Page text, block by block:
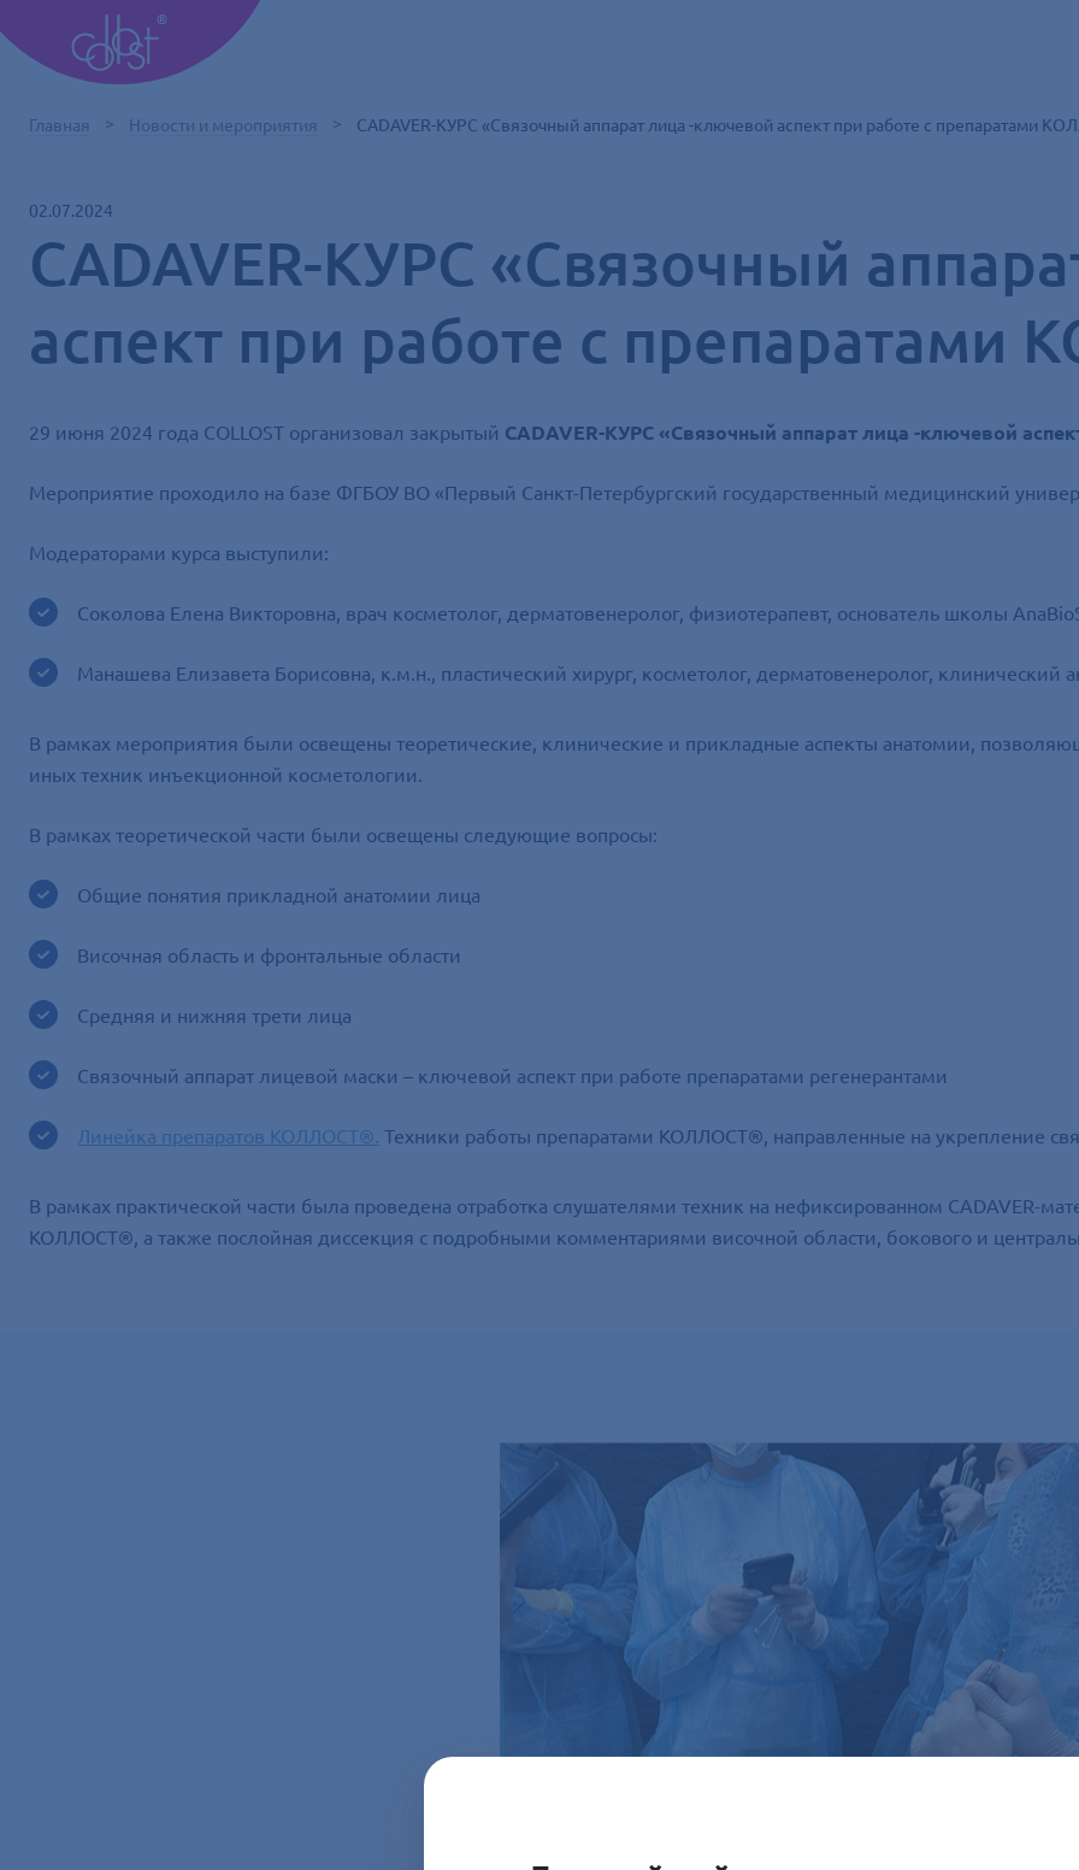
Главная Новости и мероприятия CADAVER-КУРС «Связочный аппарат лица -ключевой аспект при работе с препаратами
02.07.2024
CADAVER-КУРС «Связочный
аспект при работе с
29 июня 2024 года COLLOST организовал закрытый CADAVER-КУРС «Связочный аппарат лица -ключевой
Мероприятие проходило на базе ФГБОУ ВО «Первый Санкт-Петербургский государственный медицинский
Модераторами курса выступили:
Соколова Елена Викторовна, врач косметолог, дерматовенеролог, физиотерапевт, основатель школы
Манашева Елизавета Борисовна, к.м.н., пластический хирург, косметолог, дерматовенеролог, клинический
В рамках мероприятия были освещены теоретические, клинические и прикладные аспекты анатомии,
иных техник инъекционной косметологии.
В рамках теоретической части были освещены следующие вопросы:
Общие понятия прикладной анатомии лица
Височная область и фронтальные области
Средняя и нижняя трети лица
Связочный аппарат лицевой маски – ключевой аспект при работе препаратами регенерантами
Линейка препаратов КОЛЛОСТ®. Техники работы препаратами КОЛЛОСТ®, направленные на укрепление
В рамках практической части была проведена отработка слушателями техник на нефиксированном CADAVER-
КОЛЛОСТ®, а также послойная диссекция с подробными комментариями височной области, бокового и